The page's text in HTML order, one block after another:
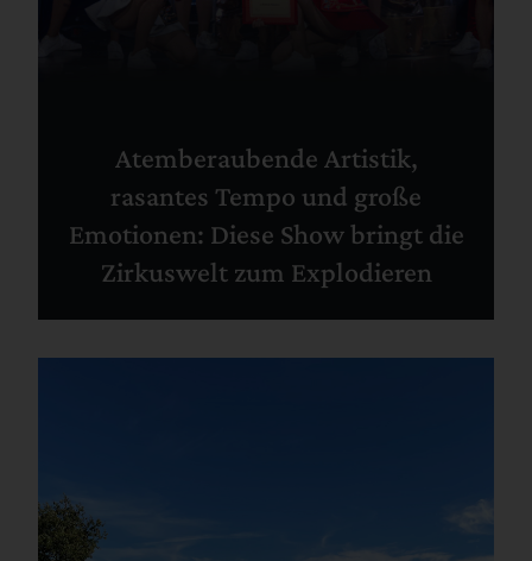
Atemberaubende Artistik,
rasantes Tempo und große
Emotionen: Diese Show bringt die
Zirkuswelt zum Explodieren